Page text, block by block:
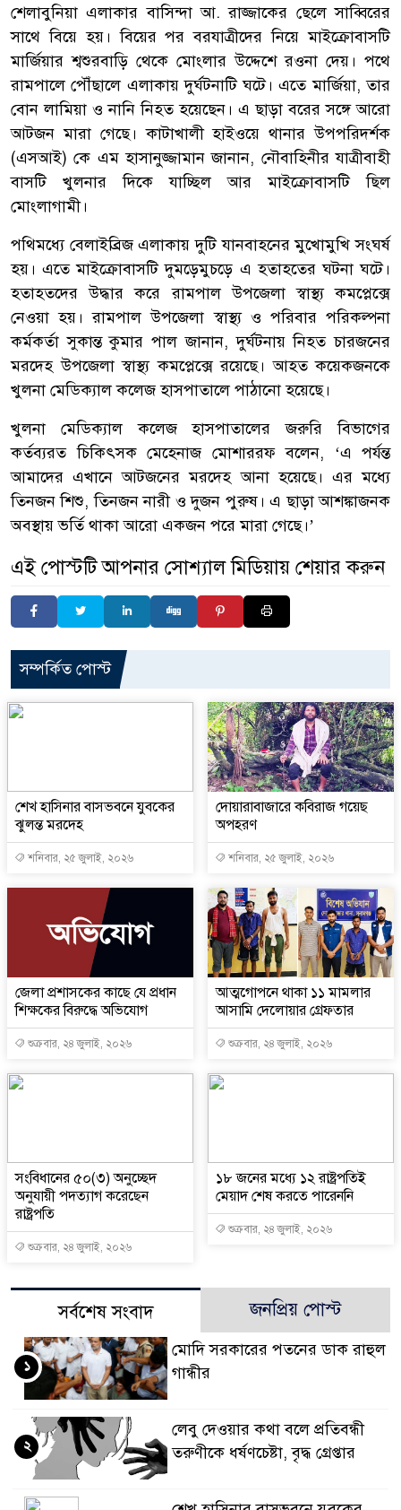
শেলাবুনিয়া এলাকার বাসিন্দা আ. রাজ্জাকের ছেলে সাব্বিরের
সাথে বিয়ে হয়। বিয়ের পর বরযাত্রীদের নিয়ে মাইক্রোবাসটি
মার্জিয়ার শ্বশুরবাড়ি থেকে মোংলার উদ্দেশে রওনা দেয়। পথে
রামপালে পৌঁছালে এলাকায় দুর্ঘটনাটি ঘটে। এতে মার্জিয়া, তার
বোন লামিয়া ও নানি নিহত হয়েছেন। এ ছাড়া বরের সঙ্গে আরো
আটজন মারা গেছে। কাটাখালী হাইওয়ে থানার উপপরিদর্শক
(এসআই) কে এম হাসানুজ্জামান জানান, নৌবাহিনীর যাত্রীবাহী
বাসটি খুলনার দিকে যাচ্ছিল আর মাইক্রোবাসটি ছিল
মোংলাগামী।
পথিমধ্যে বেলাইব্রিজ এলাকায় দুটি যানবাহনের মুখোমুখি সংঘর্ষ
হয়। এতে মাইক্রোবাসটি দুমড়েমুচড়ে এ হতাহতের ঘটনা ঘটে।
হতাহতদের উদ্ধার করে রামপাল উপজেলা স্বাস্থ্য কমপ্লেক্সে
নেওয়া হয়। রামপাল উপজেলা স্বাস্থ্য ও পরিবার পরিকল্পনা
কর্মকর্তা সুকান্ত কুমার পাল জানান, দুর্ঘটনায় নিহত চারজনের
মরদেহ উপজেলা স্বাস্থ্য কমপ্লেক্সে রয়েছে। আহত কয়েকজনকে
খুলনা মেডিক্যাল কলেজ হাসপাতালে পাঠানো হয়েছে।
খুলনা মেডিক্যাল কলেজ হাসপাতালের জরুরি বিভাগের
কর্তব্যরত চিকিৎসক মেহেনাজ মোশাররফ বলেন, ‘এ পর্যন্ত
আমাদের এখানে আটজনের মরদেহ আনা হয়েছে। এর মধ্যে
তিনজন শিশু, তিনজন নারী ও দুজন পুরুষ। এ ছাড়া আশঙ্কাজনক
অবস্থায় ভর্তি থাকা আরো একজন পরে মারা গেছে।’
এই পোস্টটি আপনার সোশ্যাল মিডিয়ায় শেয়ার করুন
সম্পর্কিত পোস্ট
শেখ হাসিনার বাসভবনে যুবকের
ঝুলন্ত মরদেহ
শনিবার, ২৫ জুলাই, ২০২৬
দোয়ারাবাজারে কবিরাজ গয়েছ
অপহরণ
শনিবার, ২৫ জুলাই, ২০২৬
জেলা প্রশাসকের কাছে যে প্রধান
শিক্ষকের বিরুদ্ধে অভিযোগ
শুক্রবার, ২৪ জুলাই, ২০২৬
আত্মগোপনে থাকা ১১ মামলার
আসামি দেলোয়ার গ্রেফতার
শুক্রবার, ২৪ জুলাই, ২০২৬
সংবিধানের ৫০(৩) অনুচ্ছেদ
অনুযায়ী পদত্যাগ করেছেন
রাষ্ট্রপতি
শুক্রবার, ২৪ জুলাই, ২০২৬
১৮ জনের মধ্যে ১২ রাষ্ট্রপতিই
মেয়াদ শেষ করতে পারেননি
শুক্রবার, ২৪ জুলাই, ২০২৬
সর্বশেষ সংবাদ জনপ্রিয় পোস্ট
মোদি সরকারের পতনের ডাক রাহুল
গান্ধীর
১
লেবু দেওয়ার কথা বলে প্রতিবন্ধী
তরুণীকে ধর্ষণচেষ্টা, বৃদ্ধ গ্রেপ্তার
২